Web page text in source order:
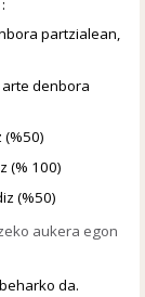
partzialean,
arte denbora
(% 100)
(%50)
aukera egon
da.